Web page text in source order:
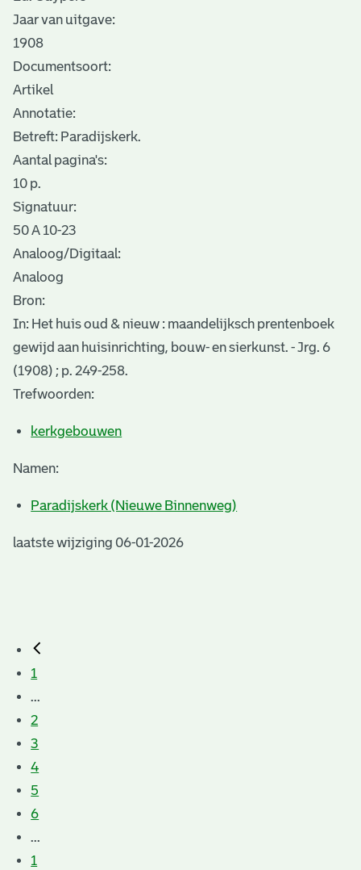
Jaar van uitgave:
1908
Documentsoort:
Artikel
Annotatie:
Betreft: Paradijskerk.
Aantal pagina's:
10 p.
Signatuur:
50 A 10-23
Analoog/Digitaal:
Analoog
Bron:
In: Het huis oud & nieuw : maandelijksch prentenboek
gewijd aan huisinrichting, bouw- en sierkunst. - Jrg. 6
(1908) ; p. 249-258.
Trefwoorden:
kerkgebouwen
Namen:
Paradijskerk (Nieuwe Binnenweg)
laatste wijziging 06-01-2026
1
...
2
3
4
5
6
...
1